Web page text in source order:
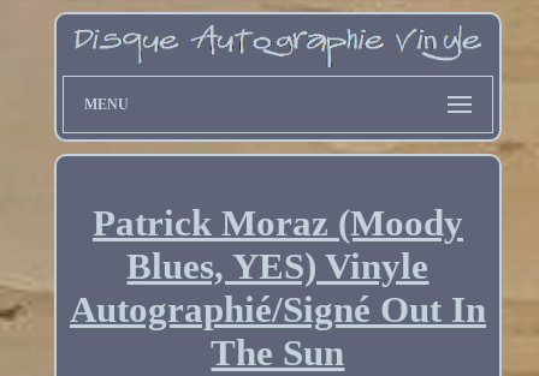
MENU
Patrick Moraz (Moody
Blues, YES) Vinyle
Autographié/Signé Out In
The Sun